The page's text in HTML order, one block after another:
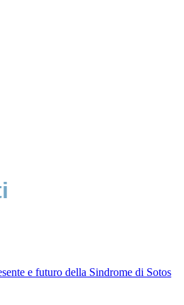
e futuro della Sindrome di Sotos